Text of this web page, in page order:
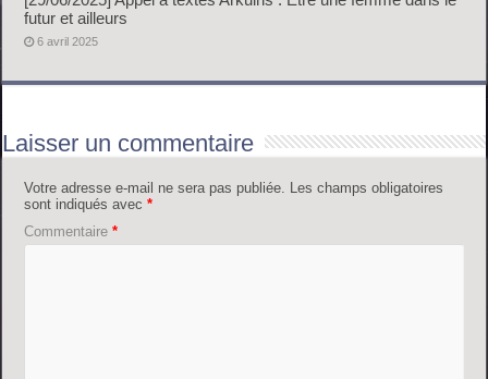
futur et ailleurs
6 avril 2025
Laisser un commentaire
Votre adresse e-mail ne sera pas publiée.
Les champs obligatoires
sont indiqués avec*
Commentaire*